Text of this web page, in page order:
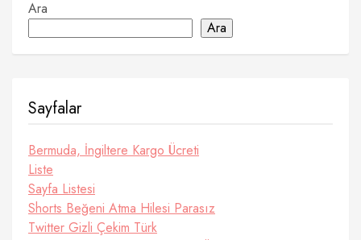
Ara
Ara
Sayfalar
Bermuda, İngiltere Kargo Ücreti
Liste
Sayfa Listesi
Shorts Beğeni Atma Hilesi Parasız
Twitter Gizli Çekim Türk